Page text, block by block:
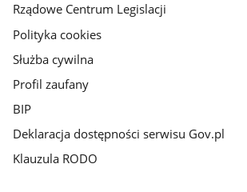
Rządowe Centrum Legislacji
Polityka cookies
Służba cywilna
Profil zaufany
BIP
Deklaracja dostępności serwisu Gov.pl
Klauzula RODO